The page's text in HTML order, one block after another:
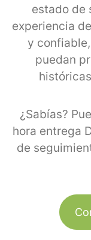
estado de
experiencia
y
puedan
¿Sabías?
hora entrega
de